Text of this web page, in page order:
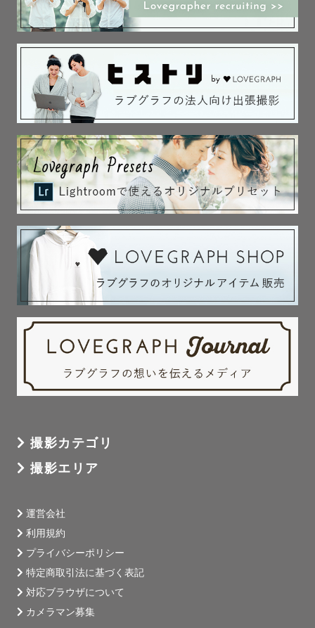
＊撮影対応エリアについて
対応地域外の方も、交通費を頂ければ全国対応可能ですの
でご相談下さい♩
交通費が3000円を超える場合、追加で交通費、出張費をご
負担いただきます。
入園料や使用料などが発生した場合もご負担いただきます
ので、ご理解のほどお願い致します。
＊zoomやLINEのテレビ電話でのやりとりも対応可能で
す！
撮影までに話してみたい！という方お気軽にお申し付けく
ださい♩
最後まで読んで頂きありがとうございました＊
皆さまにお会いできる事を、楽しみにしております🤍
撮影カテゴリ
撮影エリア
運営会社
利用規約
プライバシーポリシー
特定商取引法に基づく表記
対応ブラウザについて
カメラマン募集